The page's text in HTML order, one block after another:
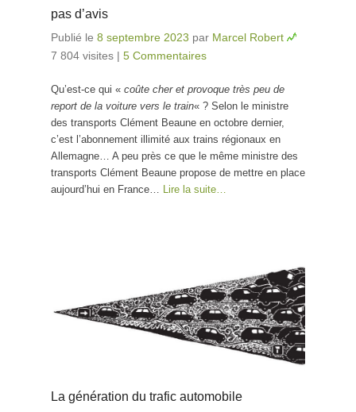
pas d’avis
Publié le 8 septembre 2023 par Marcel Robert
7 804 visites | 5 Commentaires
Qu’est-ce qui « coûte cher et provoque très peu de
report de la voiture vers le train« ? Selon le ministre
des transports Clément Beaune en octobre dernier,
c’est l’abonnement illimité aux trains régionaux en
Allemagne… A peu près ce que le même ministre des
transports Clément Beaune propose de mettre en place
aujourd’hui en France… Lire la suite…
La génération du trafic automobile